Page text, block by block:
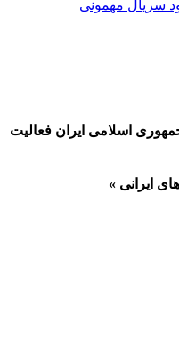
اسلامی ایران فعالیت
ایرانی »